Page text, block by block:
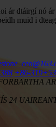
ár dtáirgí nó
muid i
+86-
24